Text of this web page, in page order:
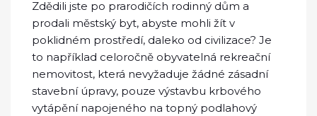
Zdědili jste po prarodičích rodinný dům a
prodali městský byt, abyste mohli žít v
poklidném prostředí, daleko od civilizace? Je
to například celoročně obyvatelná rekreační
nemovitost, která nevyžaduje žádné zásadní
stavební úpravy, pouze výstavbu krbového
vytápění napojeného na topný podlahový